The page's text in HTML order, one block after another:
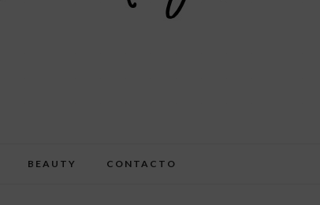
BEAUTY CONTACTO